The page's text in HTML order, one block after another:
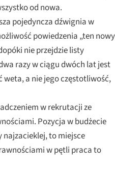
od nowa.
pojedyncza dźwignia w
powiedzenia „ten nowy
nie przejdzie listy
razy w ciągu dwóch lat jest
a nie jego częstotliwość,
w rekrutacji ze
Pozycja w budżecie
to miejsce
w pętli praca to